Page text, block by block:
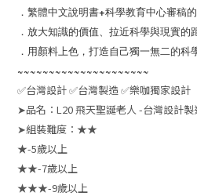
．繁體中文說明書+科學教育中心審稿
．放大知識的價值、拉近科學與現實的
．用顏料上色，打造自己獨一無二的科
~~~~~~~~~~~~~~~~~~~~~
✅台灣設計 ✅台灣製造 ✅樂咖獨家設計
➤品名：L20 飛天聖誕老人 -台灣設計
➤組裝難度：★★
★-5歲以上
★★-7歲以上
★★★-9歲以上